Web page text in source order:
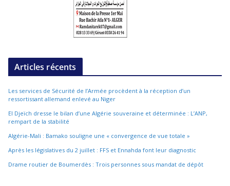
Articles récents
Les services de Sécurité de l’Armée procèdent à la réception d’un
ressortissant allemand enlevé au Niger
El Djeïch dresse le bilan d’une Algérie souveraine et déterminée : L’ANP,
rempart de la stabilité
Algérie-Mali : Bamako souligne une « convergence de vue totale »
Après les législatives du 2 juillet : FFS et Ennahda font leur diagnostic
Drame routier de Boumerdès : Trois personnes sous mandat de dépôt